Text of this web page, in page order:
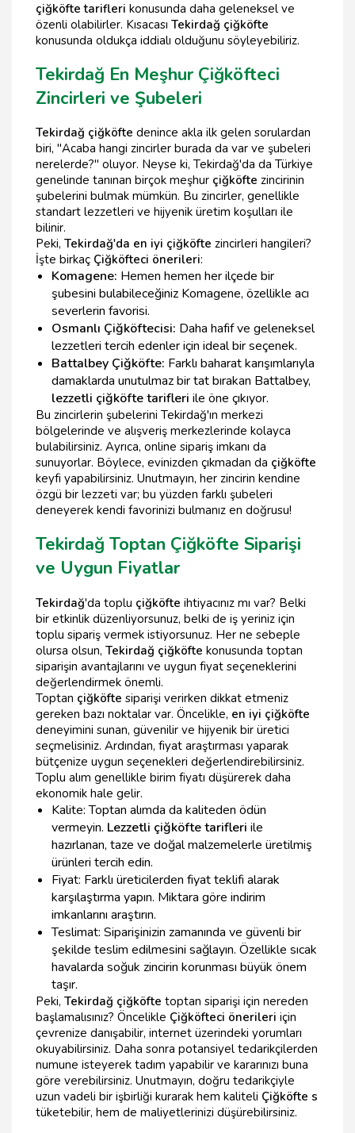
çiğköfte tarifleri konusunda daha geleneksel ve
özenli olabilirler. Kısacası Tekirdağ çiğköfte
konusunda oldukça iddialı olduğunu söyleyebiliriz.
Tekirdağ En Meşhur Çiğköfteci
Zincirleri ve Şubeleri
Tekirdağ çiğköfte denince akla ilk gelen sorulardan
biri, "Acaba hangi zincirler burada da var ve şubeleri
nerelerde?" oluyor. Neyse ki, Tekirdağ'da da Türkiye
genelinde tanınan birçok meşhur çiğköfte zincirinin
şubelerini bulmak mümkün. Bu zincirler, genellikle
standart lezzetleri ve hijyenik üretim koşulları ile
bilinir.
Peki, Tekirdağ'da en iyi çiğköfte zincirleri hangileri?
İşte birkaç Çiğköfteci önerileri:
Komagene: Hemen hemen her ilçede bir
şubesini bulabileceğiniz Komagene, özellikle acı
severlerin favorisi.
Osmanlı Çiğköftecisi: Daha hafif ve geleneksel
lezzetleri tercih edenler için ideal bir seçenek.
Battalbey Çiğköfte: Farklı baharat karışımlarıyla
damaklarda unutulmaz bir tat bırakan Battalbey,
lezzetli çiğköfte tarifleri ile öne çıkıyor.
Bu zincirlerin şubelerini Tekirdağ'ın merkezi
bölgelerinde ve alışveriş merkezlerinde kolayca
bulabilirsiniz. Ayrıca, online sipariş imkanı da
sunuyorlar. Böylece, evinizden çıkmadan da çiğköfte
keyfi yapabilirsiniz. Unutmayın, her zincirin kendine
özgü bir lezzeti var; bu yüzden farklı şubeleri
deneyerek kendi favorinizi bulmanız en doğrusu!
Tekirdağ Toptan Çiğköfte Siparişi
ve Uygun Fiyatlar
Tekirdağ'da toplu çiğköfte ihtiyacınız mı var? Belki
bir etkinlik düzenliyorsunuz, belki de iş yeriniz için
toplu sipariş vermek istiyorsunuz. Her ne sebeple
olursa olsun, Tekirdağ çiğköfte konusunda toptan
siparişin avantajlarını ve uygun fiyat seçeneklerini
değerlendirmek önemli.
Toptan çiğköfte siparişi verirken dikkat etmeniz
gereken bazı noktalar var. Öncelikle, en iyi çiğköfte
deneyimini sunan, güvenilir ve hijyenik bir üretici
seçmelisiniz. Ardından, fiyat araştırması yaparak
bütçenize uygun seçenekleri değerlendirebilirsiniz.
Toplu alım genellikle birim fiyatı düşürerek daha
ekonomik hale gelir.
Kalite: Toptan alımda da kaliteden ödün
vermeyin. Lezzetli çiğköfte tarifleri ile
hazırlanan, taze ve doğal malzemelerle üretilmiş
ürünleri tercih edin.
Fiyat: Farklı üreticilerden fiyat teklifi alarak
karşılaştırma yapın. Miktara göre indirim
imkanlarını araştırın.
Teslimat: Siparişinizin zamanında ve güvenli bir
şekilde teslim edilmesini sağlayın. Özellikle sıcak
havalarda soğuk zincirin korunması büyük önem
taşır.
Peki, Tekirdağ çiğköfte toptan siparişi için nereden
başlamalısınız? Öncelikle Çiğköfteci önerileri için
çevrenize danışabilir, internet üzerindeki yorumları
okuyabilirsiniz. Daha sonra potansiyel tedarikçilerden
numune isteyerek tadım yapabilir ve kararınızı buna
göre verebilirsiniz. Unutmayın, doğru tedarikçiyle
uzun vadeli bir işbirliği kurarak hem kaliteli Çiğköfte s
tüketebilir, hem de maliyetlerinizi düşürebilirsiniz.